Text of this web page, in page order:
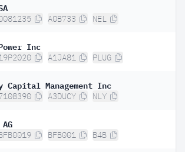
A0B733 NEL
Inc
A1JA81 PLUG
Capital Management Inc
A3DUCY NLY
BFB001 B4B